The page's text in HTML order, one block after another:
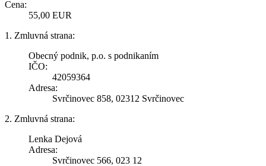
Cena:
55,00 EUR
1. Zmluvná strana:
Obecný podnik, p.o. s podnikaním
IČO:
42059364
Adresa:
Svrčinovec 858, 02312 Svrčinovec
2. Zmluvná strana:
Lenka Dejová
Adresa:
Svrčinovec 566, 023 12